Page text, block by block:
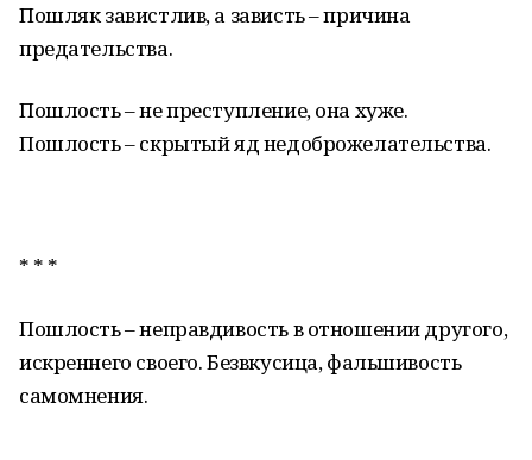
Пошляк завистлив, а зависть – причина
предательства.
Пошлость – не преступление, она хуже.
Пошлость – скрытый яд недоброжелательства.
* * *
Пошлость – неправдивость в отношении другого,
искреннего своего. Безвкусица, фальшивость
самомнения.